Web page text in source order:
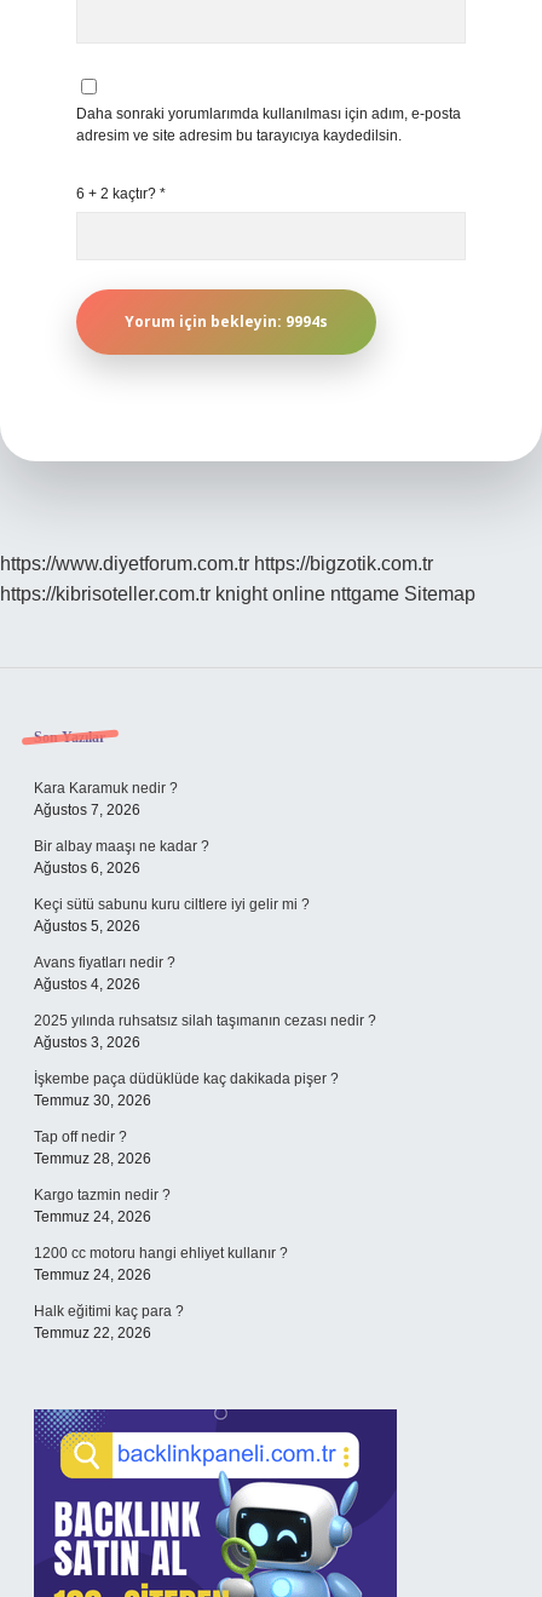
Daha sonraki yorumlarımda kullanılması için adım, e-posta
adresim ve site adresim bu tarayıcıya kaydedilsin.
6 + 2 kaçtır? *
https://www.diyetforum.com.tr https://bigzotik.com.tr
https://kibrisoteller.com.tr knight online nttgame Sitemap
Sidebar
Son Yazılar
Kara Karamuk nedir ?
Ağustos 7, 2026
Bir albay maaşı ne kadar ?
Ağustos 6, 2026
Keçi sütü sabunu kuru ciltlere iyi gelir mi ?
Ağustos 5, 2026
Avans fiyatları nedir ?
Ağustos 4, 2026
2025 yılında ruhsatsız silah taşımanın cezası nedir ?
Ağustos 3, 2026
İşkembe paça düdüklüde kaç dakikada pişer ?
Temmuz 30, 2026
Tap off nedir ?
Temmuz 28, 2026
Kargo tazmin nedir ?
Temmuz 24, 2026
1200 cc motoru hangi ehliyet kullanır ?
Temmuz 24, 2026
Halk eğitimi kaç para ?
Temmuz 22, 2026